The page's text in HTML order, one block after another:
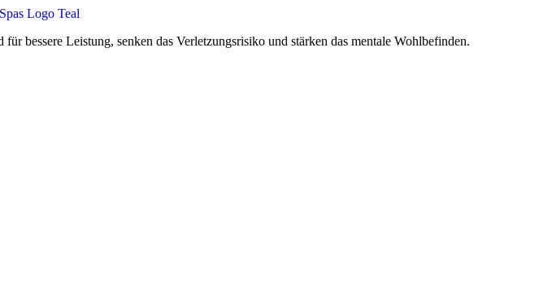
bessere Leistung, senken das Verletzungsrisiko und stärken das mentale Wohlbefinden.